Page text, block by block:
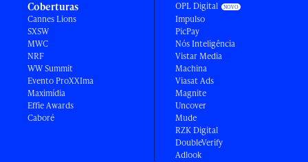
Coberturas
Cannes Lions
SXSW
MWC
NRF
WW Summit
Evento ProXXIma
Maximídia
Effie Awards
Caboré
OPL Digital
Impulso
PicPay
Nós Inteligência
Vistar Media
Machina
Viasat Ads
Magnite
Uncover
Mude
RZK Digital
DoubleVerify
Adlook